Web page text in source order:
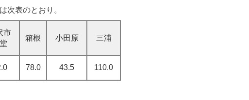
次表のとおり。
市
箱根 小田原 三浦
78.0 43.5 110.0